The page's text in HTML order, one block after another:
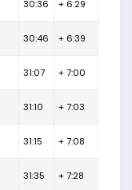
30:36 + 6:29
30:46 + 6:39
31:07 + 7:00
31:10 + 7:03
31:15 + 7:08
31:35 + 7:28